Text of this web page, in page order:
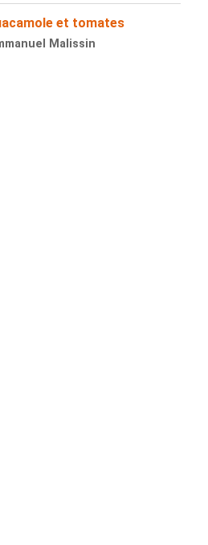
et tomates
Malissin